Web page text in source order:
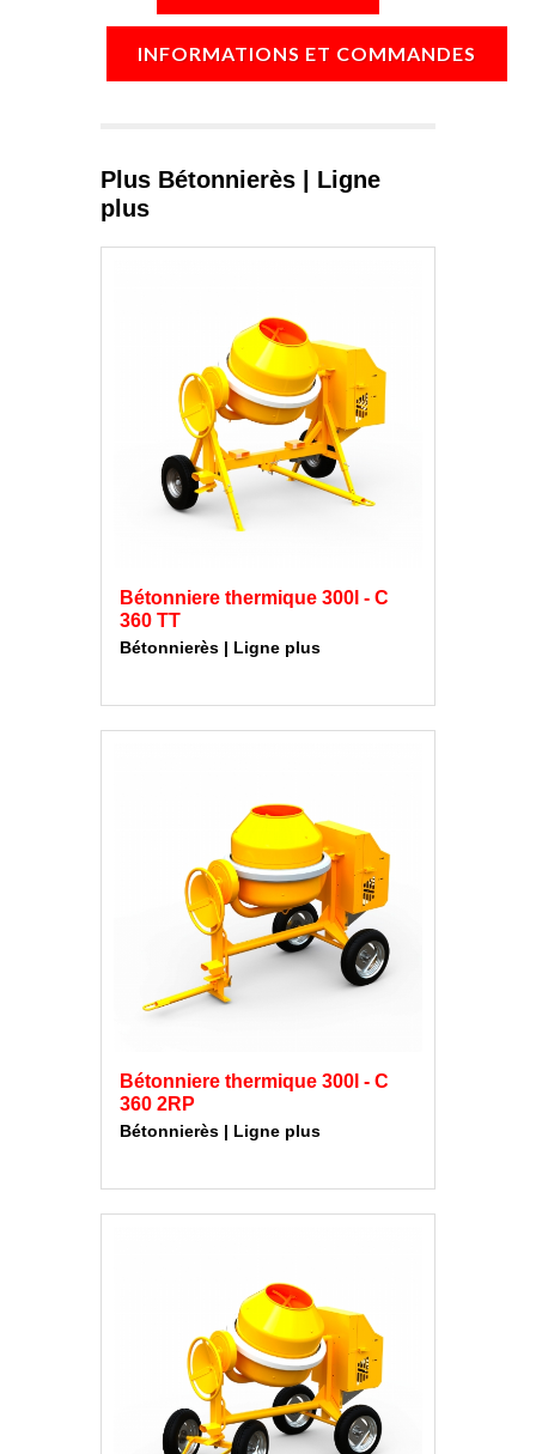
INFORMATIONS ET COMMANDES
Plus Bétonnierès | Ligne
plus
Bétonniere thermique 300l - C
360 TT
Bétonnierès | Ligne plus
Bétonniere thermique 300l - C
360 2RP
Bétonnierès | Ligne plus